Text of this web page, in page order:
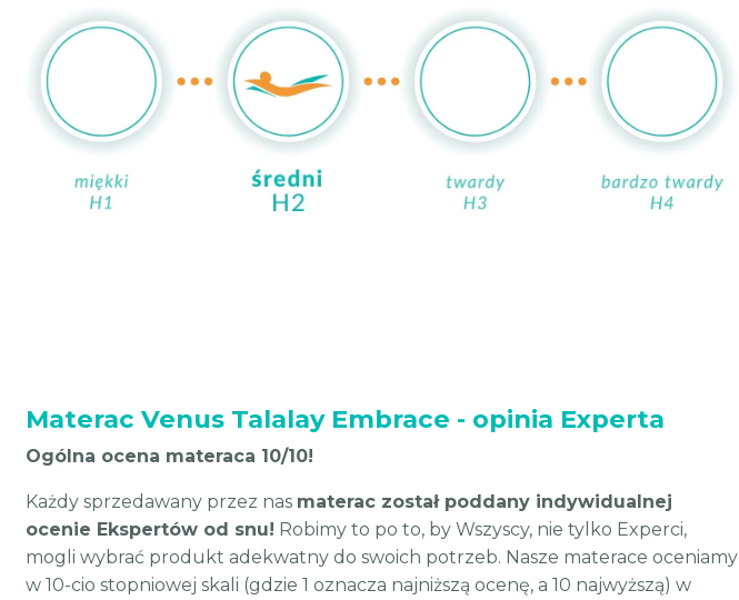
Materac Venus Talalay Embrace - opinia Experta
Ogólna ocena materaca 10/10!
Każdy sprzedawany przez nas materac został poddany indywidualnej
ocenie Ekspertów od snu! Robimy to po to, by Wszyscy, nie tylko Experci,
mogli wybrać produkt adekwatny do swoich potrzeb. Nasze materace oceniamy
w 10-cio stopniowej skali (gdzie 1 oznacza najniższą ocenę, a 10 najwyższą) w